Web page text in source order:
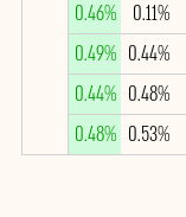
0.11%
0.46%
0.44%
0.49%
0.48%
0.44%
0.53%
0.48%